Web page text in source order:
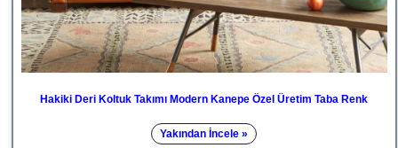
Hakiki Deri Koltuk Takımı Modern Kanepe Özel Üretim Taba Renk
Yakından İncele »